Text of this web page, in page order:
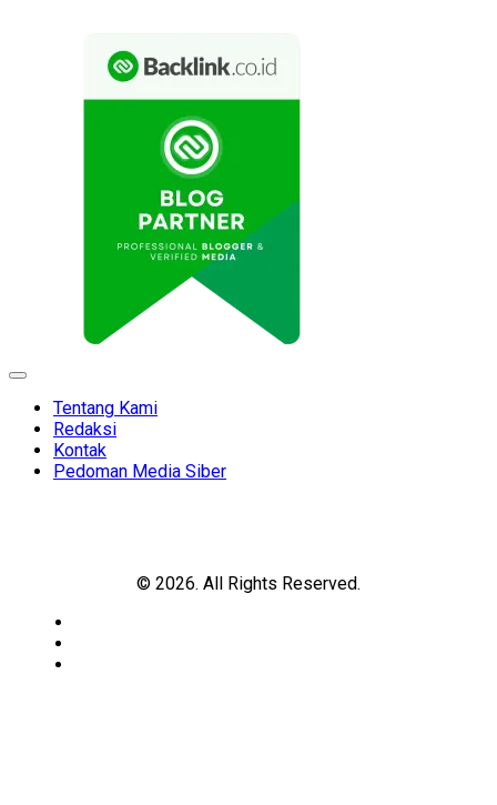
Expand
Tentang Kami
Redaksi
Kontak
Pedoman Media Siber
© 2026. All Rights Reserved.